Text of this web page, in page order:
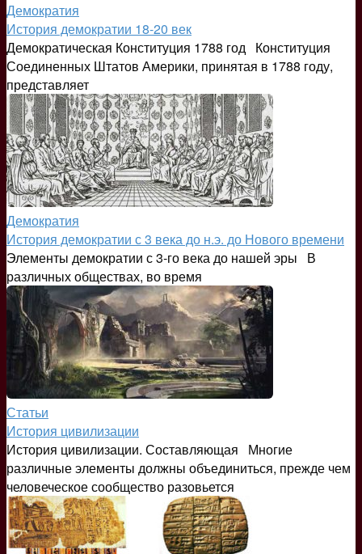
Демократия
История демократии 18-20 век
Демократическая Конституция 1788 год Конституция
Соединенных Штатов Америки, принятая в 1788 году,
представляет
Демократия
История демократии с 3 века до н.э. до Нового времени
Элементы демократии с 3-го века до нашей эры В
различных обществах, во время
Статьи
История цивилизации
История цивилизации. Составляющая Многие
различные элементы должны объединиться, прежде чем
человеческое сообщество разовьется